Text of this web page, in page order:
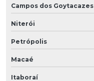
Campos dos Goytacazes
Niterói
Petrópolis
Macaé
Itaboraí